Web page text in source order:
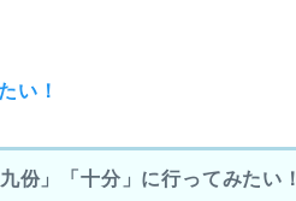
い！
份」「十分」に行ってみたい！